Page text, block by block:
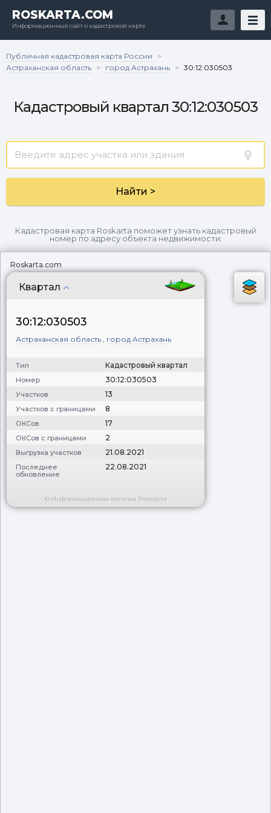
ROSKARTA.COM
Информационный сайт о кадастровой карте
Публичная кадастровая карта России
>
Астраханская область > город Астрахань > 30:12:030503
Кадастровый квартал 30:12:030503
Найти >
Кадастровая карта Roskarta поможет узнать кадастровый
номер по адресу объекта недвижимости:
Roskarta.com
Квартал
30:12:030503
Астраханская область город Астрахань
Тип Кадастровый квартал
Номер 30:12:030503
Участков 13
Участков с границами 8
ОКСов 17
ОКСов с границами 2
Выгрузка участков 21.08.2021
Последнее
обновление
22.08.2021
© Информационная система Роскарта